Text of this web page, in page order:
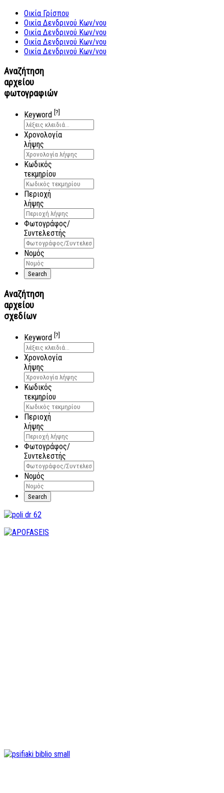
Οικία Γρίσπου
Οικία Δενδρινού Κων/νου
Οικία Δενδρινού Κων/νου
Οικία Δενδρινού Κων/νου
Οικία Δενδρινού Κων/νου
Αναζήτηση
αρχείου
φωτογραφιών
Keyword [?]
Χρονολογία
λήψης
Κωδικός
τεκμηρίου
Περιοχή
λήψης
Φωτογράφος/
Συντελεστής
Νομός
Αναζήτηση
αρχείου
σχεδίων
Keyword [?]
Χρονολογία
λήψης
Κωδικός
τεκμηρίου
Περιοχή
λήψης
Φωτογράφος/
Συντελεστής
Νομός